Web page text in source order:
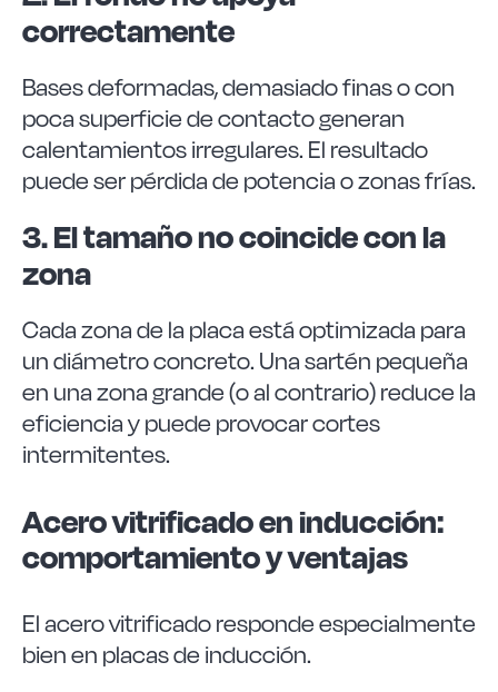
correctamente
Bases deformadas, demasiado finas o con
poca superficie de contacto generan
calentamientos irregulares. El resultado
puede ser pérdida de potencia o zonas frías.
3. El tamaño no coincide con la
zona
Cada zona de la placa está optimizada para
un diámetro concreto. Una sartén pequeña
en una zona grande (o al contrario) reduce la
eficiencia y puede provocar cortes
intermitentes.
Acero vitrificado en inducción:
comportamiento y ventajas
El acero vitrificado responde especialmente
bien en placas de inducción.